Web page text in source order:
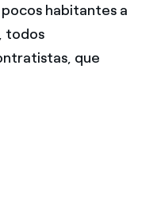
habitantes a
todos
que